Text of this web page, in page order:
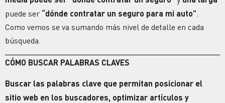
puede ser “dónde contratar un seguro para mi auto”
Como vemos se va sumando más nivel de detalle en cada
búsqueda.
CÓMO BUSCAR PALABRAS CLAVES
Buscar las palabras clave que permitan posicionar el
sitio web en los buscadores, optimizar artículos y